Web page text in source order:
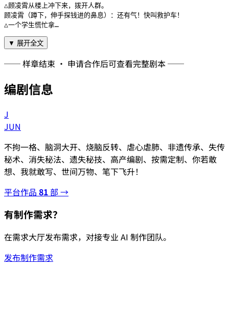
△顾凌霄从楼上冲下来，拨开人群。
顾凌霄（蹲下，伸手探钱进的鼻息）：还有气！快叫救护车！
△一个学生慌忙拿…
▼ 展开全文
── 样章结束 · 申请合作后可查看完整剧本 ──
编剧信息
J
JUN
不拘一格、脑洞大开、烧脑反转、虐心虐肺、非遗传承、失传
秘术、消失秘法、遗失秘技、高产编剧、按需定制、你若敢
想、我就敢写、世间万物、笔下飞升！
平台作品 81部 →
有制作需求？
在需求大厅发布需求，对接专业 AI 制作团队。
发布制作需求